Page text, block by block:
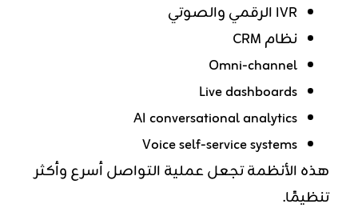
IVR الرقمي والصوتي
نظام CRM
Omni-channel
Live dashboards
AI conversational analytics
Voice self-service systems
هذه الأنظمة تجعل عملية التواصل أسرع وأكثر
تنظيمًا.